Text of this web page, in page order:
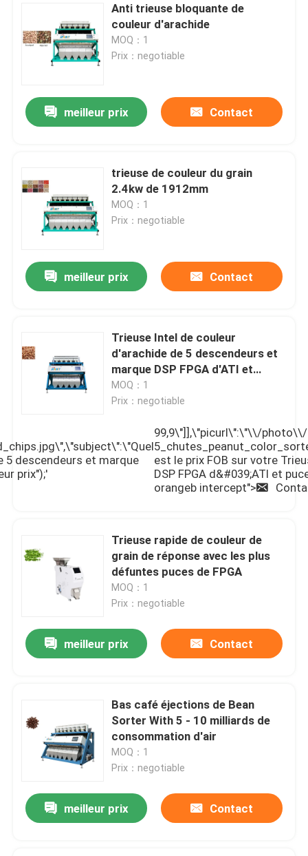
Anti trieuse bloquante de
couleur d'arachide
MOQ：1
Prix：negotiable
meilleur prix Contact
trieuse de couleur du grain
2.4kw de 1912mm
MOQ：1
Prix：negotiable
meilleur prix Contact
Trieuse Intel de couleur
d'arachide de 5 descendeurs et
marque DSP FPGA d'ATI et
puces
MOQ：1
Prix：negotiable
5 descendeurs et marque
prix");'
99,9\"]],\"picurl\":\"\\/photo\\/
est le prix FOB sur votre
DSP FPGA d&#039;ATI et
orangeb intercept">
Trieuse rapide de couleur de
grain de réponse avec les plus
défuntes puces de FPGA
MOQ：1
Prix：negotiable
meilleur prix Contact
Bas café éjections de Bean
Sorter With 5 - 10 milliards de
consommation d'air
MOQ：1
Prix：negotiable
meilleur prix Contact